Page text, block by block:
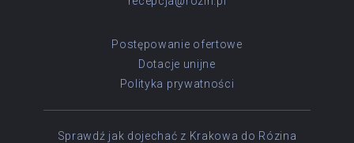
Postępowanie ofertowe
Dotacje unijne
Polityka prywatności
Sprawdź jak dojechać z Krakowa do Rózina